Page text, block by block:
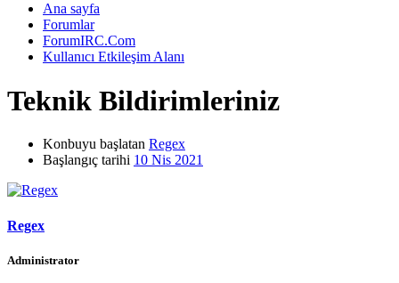
Ana sayfa
Forumlar
ForumIRC.Com
Kullanıcı Etkileşim Alanı
Teknik Bildirimleriniz
Konbuyu başlatan Regex
Başlangıç tarihi 10 Nis 2021
Regex
Administrator